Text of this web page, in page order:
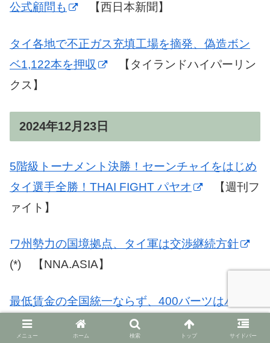
公式顧問も
【西日本新聞】
タイ各地で不正ガス充填工場を摘発、偽造ボン
ベ1,122本を押収
【タイランドハイパーリン
クス】
2024年12月23日
5階級トーナメント決勝！セーンチャイをはじめ
タイ選手全勝！THAI FIGHT パヤオ
【週刊フ
ァイト】
ワ州勢力の国境拠点、タイ軍は交渉継続方針
(*) 【NNA.ASIA】
最低賃金の全国統一ならず、400バーツはバンコ
ク除く4県1郡のみ
【newsclip.be】
メニュー ホーム 検索 トップ サイドバー